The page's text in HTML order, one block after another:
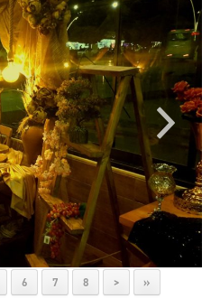
6 7 8 > »